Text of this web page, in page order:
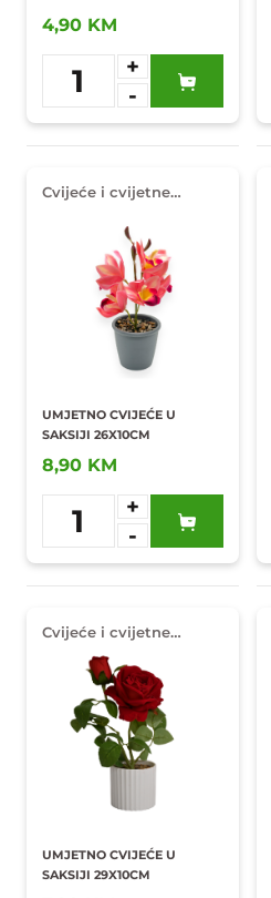
4,90 KM
1
+
-
Dodaj u
omiljene
Cvijeće i cvijetne
UMJETNO CVIJEĆE U
SAKSIJI 26X10CM
8,90 KM
1
+
-
Dodaj u
omiljene
Cvijeće i cvijetne
UMJETNO CVIJEĆE U
SAKSIJI 29X10CM